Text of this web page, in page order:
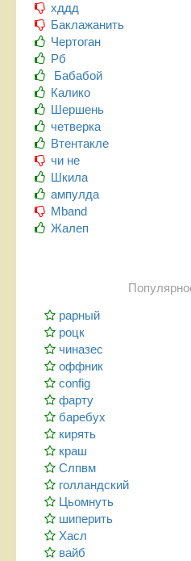
хддд
Баклажанить
Чертоган
Рб
Бабабой
Калико
Шершень
четверка
Втентакле
чи не
Шкила
ампулда
Mband
Жалеп
рарный
роцк
чиназес
оффник
config
фарту
баребух
кирять
краш
Слпвм
голландский
Цьомнуть
шиперить
Хасл
вайб